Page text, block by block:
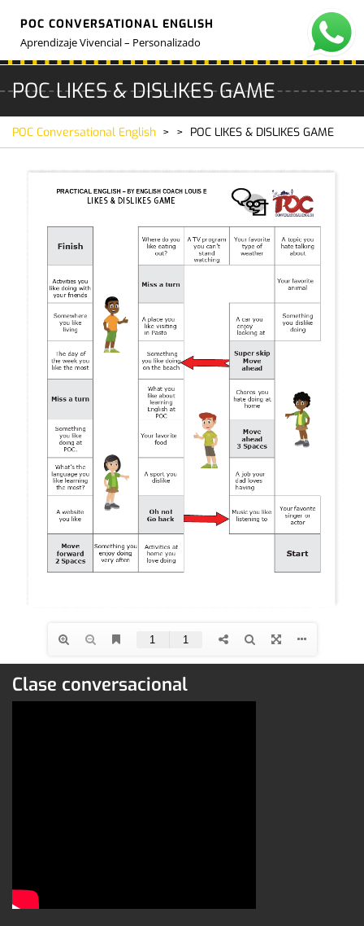
content
POC CONVERSATIONAL ENGLISH
Aprendizaje Vivencial – Personalizado
POC LIKES & DISLIKES GAME
POC Conversational English > > POC LIKES & DISLIKES GAME
Clase conversacional